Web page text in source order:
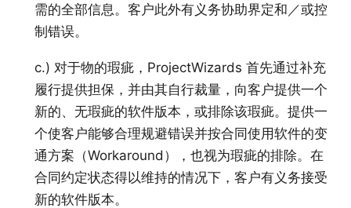
需的全部信息。客户此外有义务协助界定和／或控
制错误。
c.) 对于物的瑕疵，ProjectWizards 首先通过补充
履行提供担保，并由其自行裁量，向客户提供一个
新的、无瑕疵的软件版本，或排除该瑕疵。提供一
个使客户能够合理规避错误并按合同使用软件的变
通方案（Workaround），也视为瑕疵的排除。在
合同约定状态得以维持的情况下，客户有义务接受
新的软件版本。